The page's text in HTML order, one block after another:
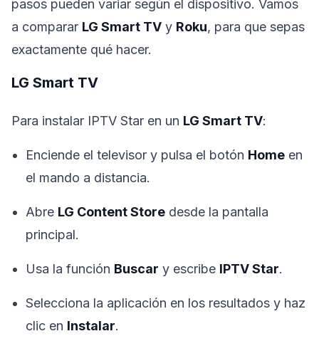
pasos pueden variar según el dispositivo. Vamos
a comparar LG Smart TV y Roku, para que sepas
exactamente qué hacer.
LG Smart TV
Para instalar IPTV Star en un LG Smart TV:
Enciende el televisor y pulsa el botón Home en
el mando a distancia.
Abre LG Content Store desde la pantalla
principal.
Usa la función Buscar y escribe IPTV Star.
Selecciona la aplicación en los resultados y haz
clic en Instalar.